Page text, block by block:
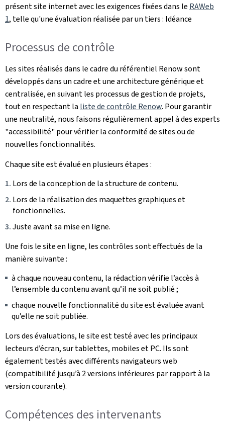
présent site internet avec les exigences fixées dans le RAWeb
1, telle qu'une évaluation réalisée par un tiers : Idéance
Processus de contrôle
Les sites réalisés dans le cadre du référentiel Renow sont
développés dans un cadre et une architecture générique et
centralisée, en suivant les processus de gestion de projets,
tout en respectant la liste de contrôle Renow. Pour garantir
une neutralité, nous faisons régulièrement appel à des experts
"accessibilité" pour vérifier la conformité de sites ou de
nouvelles fonctionnalités.
Chaque site est évalué en plusieurs étapes :
Lors de la conception de la structure de contenu.
Lors de la réalisation des maquettes graphiques et
fonctionnelles.
Juste avant sa mise en ligne.
Une fois le site en ligne, les contrôles sont effectués de la
manière suivante :
à chaque nouveau contenu, la rédaction vérifie l’accès à
l’ensemble du contenu avant qu’il ne soit publié ;
chaque nouvelle fonctionnalité du site est évaluée avant
qu’elle ne soit publiée.
Lors des évaluations, le site est testé avec les principaux
lecteurs d’écran, sur tablettes, mobiles et PC. Ils sont
également testés avec différents navigateurs web
(compatibilité jusqu’à 2 versions inférieures par rapport à la
version courante).
Compétences des intervenants